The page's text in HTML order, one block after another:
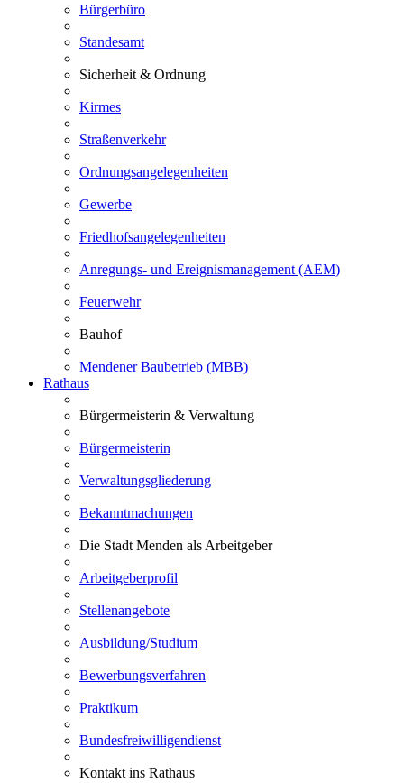
Bürgerbüro
Standesamt
Sicherheit & Ordnung
Kirmes
Straßenverkehr
Ordnungsangelegenheiten
Gewerbe
Friedhofsangelegenheiten
Anregungs- und Ereignismanagement (AEM)
Feuerwehr
Bauhof
Mendener Baubetrieb (MBB)
Rathaus
Bürgermeisterin & Verwaltung
Bürgermeisterin
Verwaltungsgliederung
Bekanntmachungen
Die Stadt Menden als Arbeitgeber
Arbeitgeberprofil
Stellenangebote
Ausbildung/Studium
Bewerbungsverfahren
Praktikum
Bundesfreiwilligendienst
Kontakt ins Rathaus